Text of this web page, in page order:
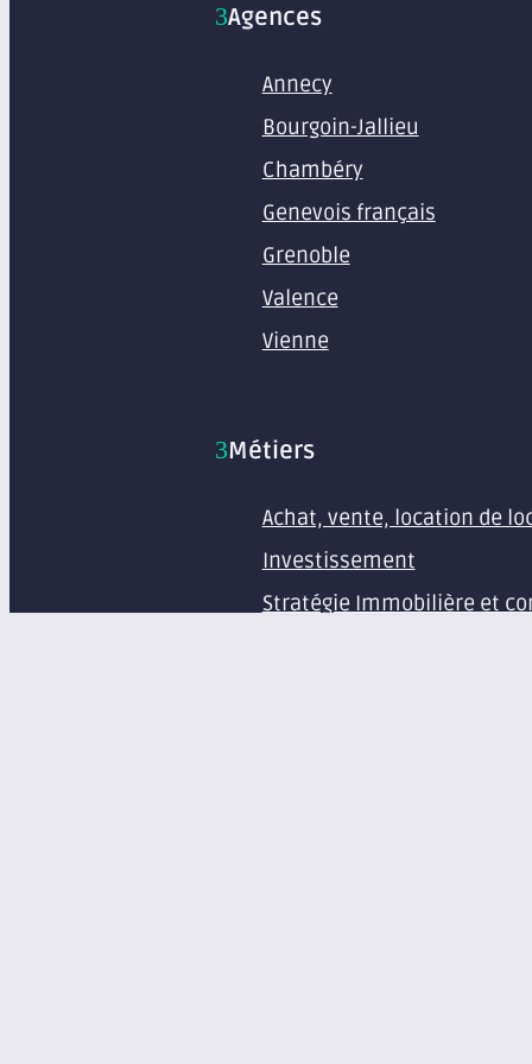
Agences
Annecy
Bourgoin-Jallieu
Chambéry
Genevois français
Grenoble
Valence
Vienne
Métiers
Achat, vente, location de
Investissement
Stratégie Immobilière et